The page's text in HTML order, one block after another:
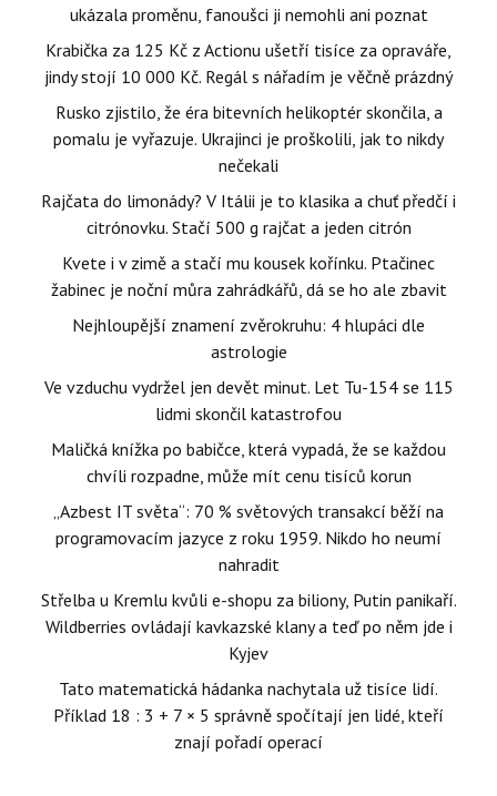
ukázala proměnu, fanoušci ji nemohli ani poznat
Krabička za 125 Kč z Actionu ušetří tisíce za opraváře,
jindy stojí 10 000 Kč. Regál s nářadím je věčně prázdný
Rusko zjistilo, že éra bitevních helikoptér skončila, a
pomalu je vyřazuje. Ukrajinci je proškolili, jak to nikdy
nečekali
Rajčata do limonády? V Itálii je to klasika a chuť předčí i
citrónovku. Stačí 500 g rajčat a jeden citrón
Kvete i v zimě a stačí mu kousek kořínku. Ptačinec
žabinec je noční můra zahrádkářů, dá se ho ale zbavit
Nejhloupější znamení zvěrokruhu: 4 hlupáci dle
astrologie
Ve vzduchu vydržel jen devět minut. Let Tu-154 se 115
lidmi skončil katastrofou
Maličká knížka po babičce, která vypadá, že se každou
chvíli rozpadne, může mít cenu tisíců korun
„Azbest IT světa“: 70 % světových transakcí běží na
programovacím jazyce z roku 1959. Nikdo ho neumí
nahradit
Střelba u Kremlu kvůli e-shopu za biliony, Putin panikaří.
Wildberries ovládají kavkazské klany a teď po něm jde i
Kyjev
Tato matematická hádanka nachytala už tisíce lidí.
Příklad 18 : 3 + 7 × 5 správně spočítají jen lidé, kteří
znají pořadí operací